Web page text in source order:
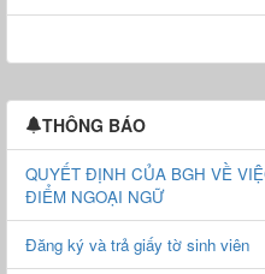
THÔNG BÁO
QUYẾT ĐỊNH CỦA BGH VỀ
ĐIỂM NGOẠI NGỮ
Đăng ký và trả giấy tờ sinh viên